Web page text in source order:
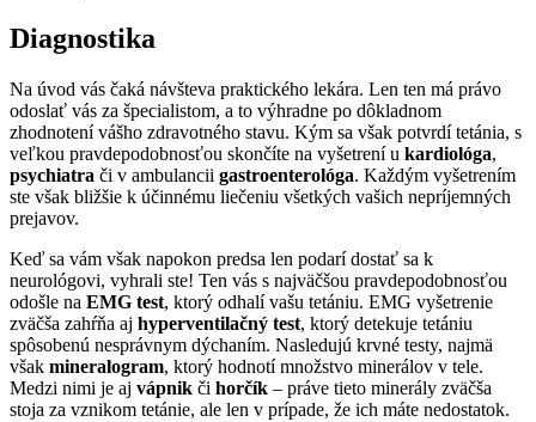
Diagnostika
Na úvod vás čaká návšteva praktického lekára. Len ten má právo
odoslať vás za špecialistom, a to výhradne po dôkladnom
zhodnotení vášho zdravotného stavu. Kým sa však potvrdí tetánia, s
veľkou pravdepodobnosťou skončíte na vyšetrení u kardiológa,
psychiatra či v ambulancii gastroenterológa. Každým vyšetrením
ste však bližšie k účinnému liečeniu všetkých vašich nepríjemných
prejavov.
Keď sa vám však napokon predsa len podarí dostať sa k
neurológovi, vyhrali ste! Ten vás s najväčšou pravdepodobnosťou
odošle na EMG test, ktorý odhalí vašu tetániu. EMG vyšetrenie
zväčša zahŕňa aj hyperventilačný test, ktorý detekuje tetániu
spôsobenú nesprávnym dýchaním. Nasledujú krvné testy, najmä
však mineralogram, ktorý hodnotí množstvo minerálov v tele.
Medzi nimi je aj vápnik či horčík – práve tieto minerály zväčša
stoja za vznikom tetánie, ale len v prípade, že ich máte nedostatok.